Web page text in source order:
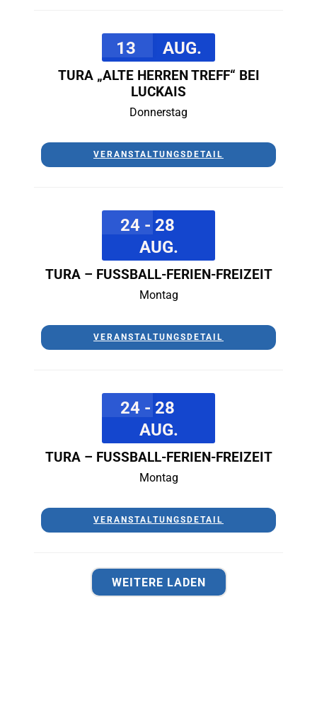
13 AUG.
TURA „ALTE HERREN TREFF“ BEI
LUCKAIS
Donnerstag
VERANSTALTUNGSDETAIL
24 - 28
AUG.
TURA – FUSSBALL-FERIEN-FREIZEIT
Montag
VERANSTALTUNGSDETAIL
24 - 28
AUG.
TURA – FUSSBALL-FERIEN-FREIZEIT
Montag
VERANSTALTUNGSDETAIL
WEITERE LADEN